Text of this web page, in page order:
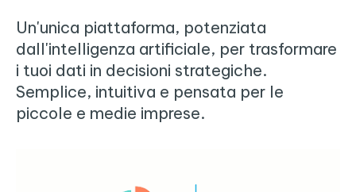
Un'unica piattaforma, potenziata
dall'intelligenza artificiale, per trasformare
i tuoi dati in decisioni strategiche.
Semplice, intuitiva e pensata per le
piccole e medie imprese.